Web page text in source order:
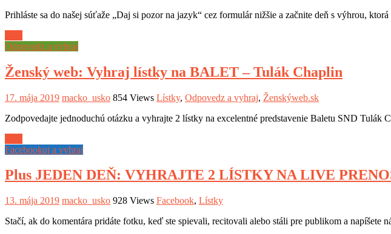
Prihláste sa do našej súťaže „Daj si pozor na jazyk“ cez formulár nižšie a začnite deň s výhrou,
Odpovedz a vyhraj
Ženský web: Vyhraj lístky na BALET – Tulák Chaplin
17. mája 2019 macko_usko 854 Views Lístky, Odpovedz a vyhraj, Ženskýweb.sk
Zodpovedajte jednoduchú otázku a vyhrajte 2 lístky na excelentné predstavenie Baletu SND Tulák
Facebookuj a vyhraj
Plus JEDEN DEŇ: VYHRAJTE 2 LÍSTKY NA LIVE
13. mája 2019 macko_usko 928 Views Facebook, Lístky
Stačí, ak do komentára pridáte fotku, keď ste spievali, recitovali alebo stáli pre publikom a napíšete